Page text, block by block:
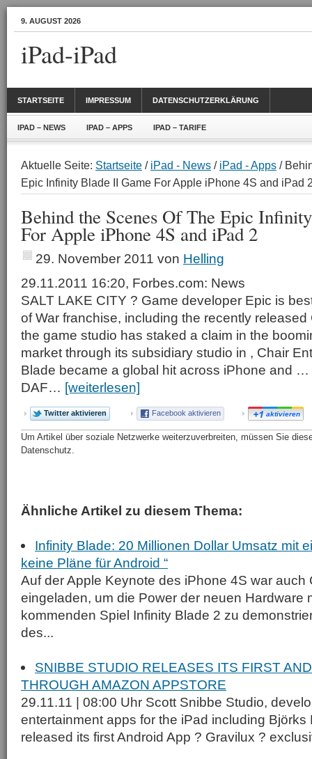
9. AUGUST 2026
iPad-iPad
STARTSEITE IMPRESSUM DATENSCHUTZERKLÄRUNG
IPAD – NEWS IPAD – APPS IPAD – TARIFE
Aktuelle Seite: Startseite / iPad - News / iPad - Apps /
Epic Infinity Blade II Game For Apple iPhone 4S and iPad
Behind the Scenes Of The Epic
For Apple iPhone 4S and iPad 2
29. November 2011 von Helling
29.11.2011 16:20, Forbes.com: News
SALT LAKE CITY ? Game developer Epic is
of War franchise, including the recently released
the game studio has staked a claim in the
market through its subsidiary studio in , Chair
Blade became a global hit across iPhone and …
DAF… [weiterlesen]
Twitter aktivieren Facebook aktivieren aktivieren
Um Artikel über soziale Netzwerke weiterzuverbreiten, müssen Sie
Datenschutz.
Ähnliche Artikel zu diesem Thema:
Infinity Blade: 20 Millionen Dollar Umsatz mit
keine Pläne für Android “
Auf der Apple Keynote des iPhone 4S war auch
eingeladen, um die Power der neuen Hardware
kommenden Spiel Infinity Blade 2 zu
des...
SNIBBE STUDIO RELEASES ITS FIRST
THROUGH AMAZON APPSTORE
29.11.11 | 08:00 Uhr Scott Snibbe Studio,
entertainment apps for the iPad including Björks
released its first Android App ? Gravilux ?